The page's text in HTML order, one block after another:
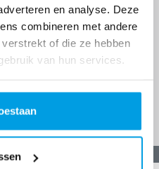
en analyse. Deze
combineren met andere
of die ze hebben
van hun services.